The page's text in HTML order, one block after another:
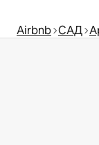
Airbnb САД